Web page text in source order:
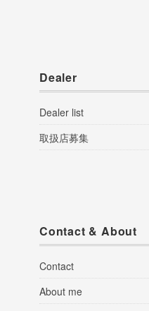
Dealer
Dealer list
取扱店募集
Contact & About
Contact
About me